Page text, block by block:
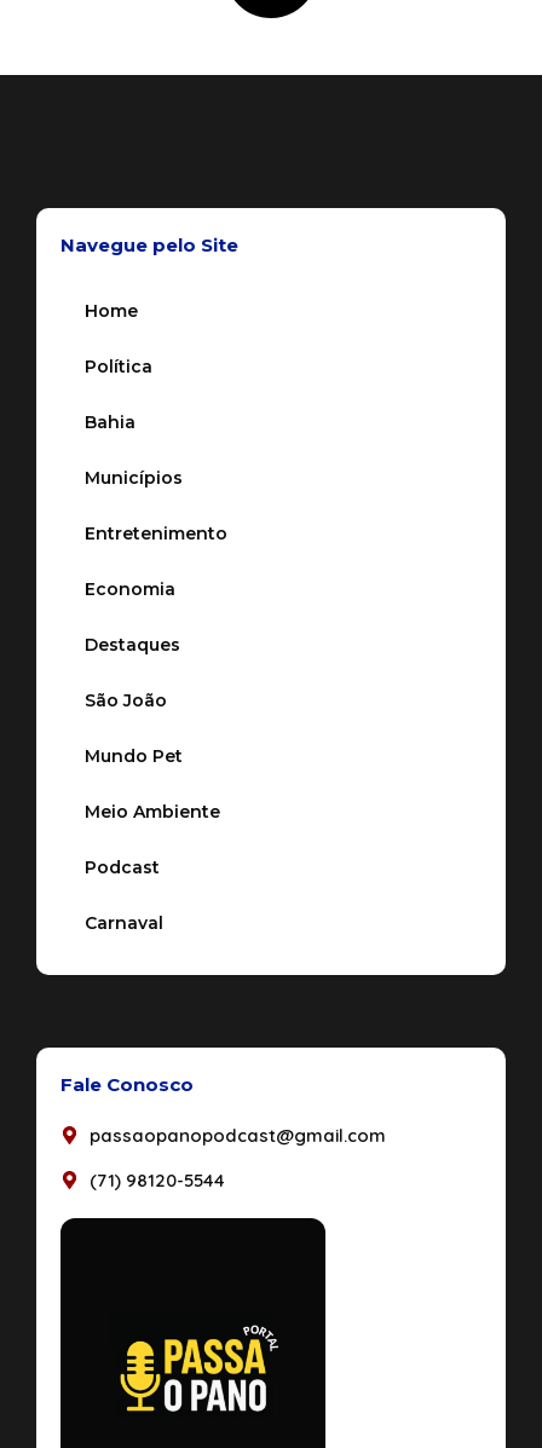
Navegue pelo Site
Home
Política
Bahia
Municípios
Entretenimento
Economia
Destaques
São João
Mundo Pet
Meio Ambiente
Podcast
Carnaval
Fale Conosco
passaopanopodcast@gmail.com
(71) 98120-5544